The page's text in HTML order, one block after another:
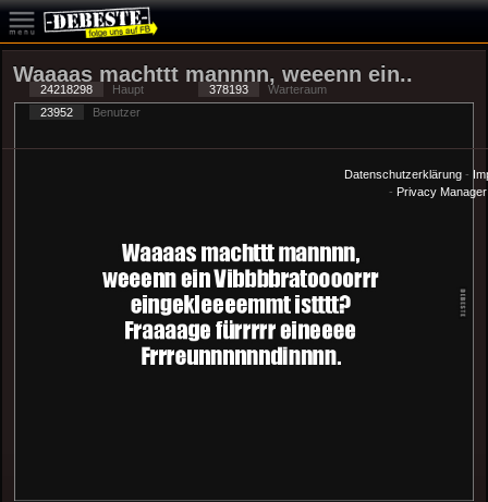
Waaaas machttt mannnn, weeenn ein..
24218298 Haupt 378193
Warteraum
23952
Benutzer
Datenschutzerklärung-
- Privacy Manager